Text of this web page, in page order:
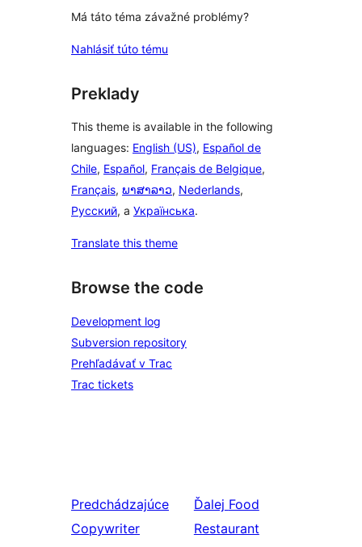
Má táto téma závažné problémy?
Nahlásiť túto tému
Preklady
This theme is available in the following
languages: English (US), Español de
Chile, Español, Français de Belgique,
Français, ພາສາລາວ, Nederlands,
Русский, a Українська.
Translate this theme
Browse the code
Development log
Subversion repository
Prehľadávať v Trac
Trac tickets
Predchádzajúce
Copywriter
Ďalej Food
Restaurant